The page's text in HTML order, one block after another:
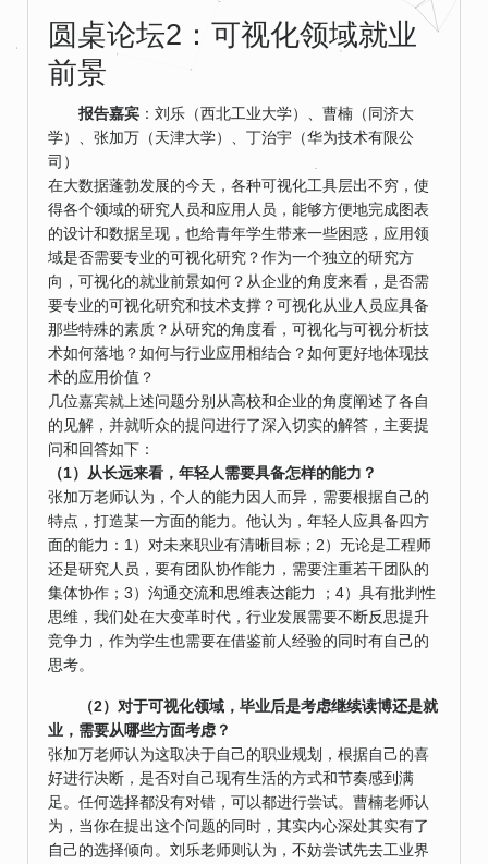
圆桌论坛2：可视化领域就业
前景
报告嘉宾 ：刘乐（西北工业大学）、曹楠（同济大
学）、张加万（天津大学）、丁治宇（华为技术有限公
司）
在大数据蓬勃发展的今天，各种可视化工具层出不穷，使
得各个领域的研究人员和应用人员，能够方便地完成图表
的设计和数据呈现，也给青年学生带来一些困惑，应用领
域是否需要专业的可视化研究？作为一个独立的研究方
向，可视化的就业前景如何？从企业的角度来看，是否需
要专业的可视化研究和技术支撑？可视化从业人员应具备
那些特殊的素质？从研究的角度看，可视化与可视分析技
术如何落地？如何与行业应用相结合？如何更好地体现技
术的应用价值？
几位嘉宾就上述问题分别从高校和企业的角度阐述了各自
的见解，并就听众的提问进行了深入切实的解答，主要提
问和回答如下：
（1）从长远来看，年轻人需要具备怎样的能力？
张加万老师认为，个人的能力因人而异，需要根据自己的
特点，打造某一方面的能力。他认为，年轻人应具备四方
面的能力：1）对未来职业有清晰目标；2）无论是工程师
还是研究人员，要有团队协作能力，需要注重若干团队的
集体协作；3）沟通交流和思维表达能力 ；4）具有批判性
思维，我们处在大变革时代，行业发展需要不断反思提升
竞争力，作为学生也需要在借鉴前人经验的同时有自己的
思考。
（2）对于可视化领域，毕业后是考虑继续读博还是就
业，需要从哪些方面考虑？
张加万老师认为这取决于自己的职业规划，根据自己的喜
好进行决断，是否对自己现有生活的方式和节奏感到满
足。任何选择都没有对错，可以都进行尝试。曹楠老师认
为，当你在提出这个问题的同时，其实内心深处其实有了
自己的选择倾向。刘乐老师则认为，不妨尝试先去工业界